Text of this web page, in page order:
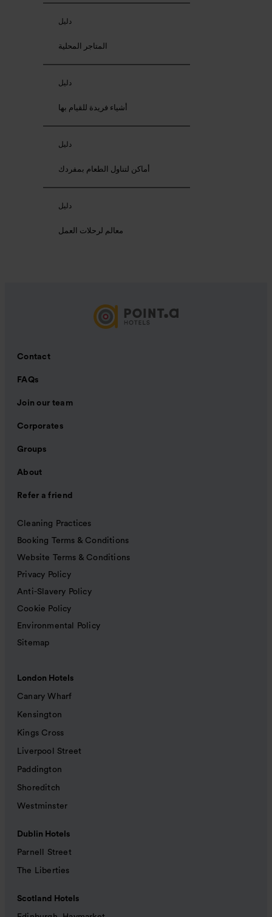
دليل
المتاجر المحلية
دليل
أشياء فريدة للقيام بها
دليل
أماكن لتناول الطعام بمفردك
دليل
معالم لرحلات العمل
Contact
FAQs
Join our team
Corporates
Groups
About
Refer a friend
Cleaning Practices
Booking Terms & Conditions
Website Terms & Conditions
Privacy Policy
Anti-Slavery Policy
Cookie Policy
Environmental Policy
Sitemap
London Hotels
Canary Wharf
Kensington
Kings Cross
Liverpool Street
Paddington
Shoreditch
Westminster
Dublin Hotels
Parnell Street
The Liberties
Scotland Hotels